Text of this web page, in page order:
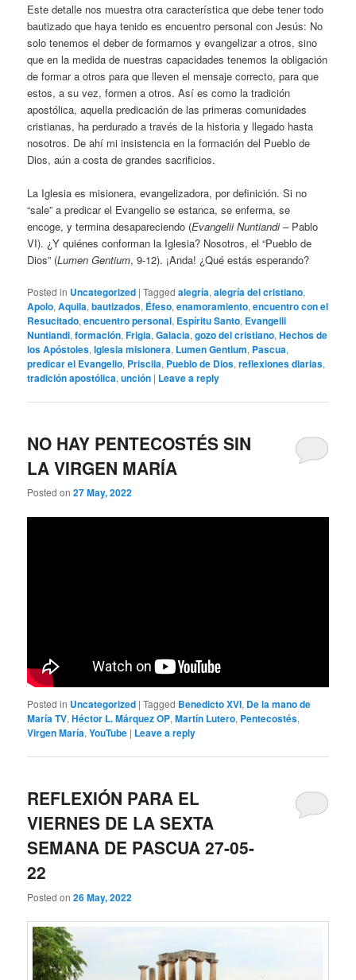
Este detalle nos muestra otra característica que debe tener todo
bautizado que haya tenido es encuentro personal con Jesús: No
solo tenemos el deber de formarnos y evangelizar a otros, sino
que en la medida de nuestras capacidades tenemos la obligación
de formar a otros para que lleven el mensaje correcto, para que
estos, a su vez, formen a otros. Así es como la tradición
apostólica, aquella predicación de las primeras comunidades
cristianas, ha perdurado a través de la historia y llegado hasta
nosotros. De ahí mi insistencia en la formación del Pueblo de
Dios, aún a costa de grandes sacrificios.
La Iglesia es misionera, evangelizadora, por definición. Si no
“sale” a predicar el Evangelio se estanca, se enferma, se
encoge, y termina desapareciendo (Evangelii Nuntiandi– Pablo
VI). ¿Y quiénes conforman la Iglesia? Nosotros, el “Pueblo de
Dios” (Lumen Gentium, 9-12). ¡Anda! ¿Qué estás esperando?
Posted in Uncategorized |Tagged alegría,alegría del cristiano,
Apolo,Aquila,bautizados, Éfeso,enamoramiento,encuentro con el
Resucitado,encuentro personal, Espíritu Santo, Evangelii
Nuntiandi,formación,Frigia,Galacia,gozo del cristiano,Hechos de
los Apóstoles,Iglesia misionera, Lumen Gentium, Pascua,
predicar el Evangelio, Priscila, Pueblo de Dios,reflexiones diarias,
tradición apostólica,unción | Leave a reply
NO HAY PENTECOSTÉS SIN
LA VIRGEN MARÍA
Posted on27 May, 2022
Posted in Uncategorized |Tagged Benedicto XVI, De la mano de
María TV,Héctor L. Márquez OP,Martín Lutero, Pentecostés,
Virgen María,YouTube | Leave a reply
REFLEXIÓN PARA EL
VIERNES DE LA SEXTA
SEMANA DE PASCUA 27-05-
22
Posted on26 May, 2022